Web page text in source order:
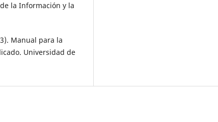
la Información y la
Manual para la
Universidad de